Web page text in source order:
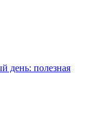
день: полезная